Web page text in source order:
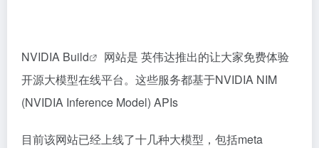
NVIDIA Build
网站是 英伟达推出的让大家免费体验
开源大模型在线平台。这些服务都基于NVIDIA NIM
(NVIDIA Inference Model) APIs
目前该网站已经上线了十几种大模型，包括meta